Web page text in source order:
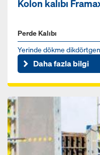
Kolon kalıbı
Perde Kalıbı
Yerinde dökme
Daha fazla bilgi